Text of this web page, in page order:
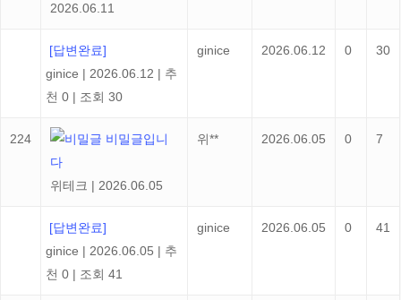
2026.06.11
[답변완료]
ginice | 2026.06.12 | 추
천 0 | 조회 30
ginice 2026.06.12 0 30
224
비밀글입니
다
위테크 | 2026.06.05
위** 2026.06.05 0 7
[답변완료]
ginice | 2026.06.05 | 추
천 0 | 조회 41
ginice 2026.06.05 0 41